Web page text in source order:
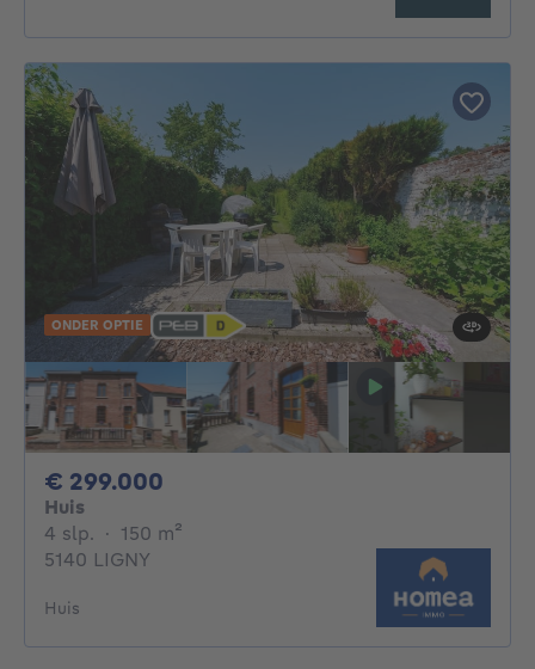
ONDER OPTIE
€ 299.000
Huis
4 slp. 4 slaapkamers
· 150 m²
5140 LIGNY
Huis